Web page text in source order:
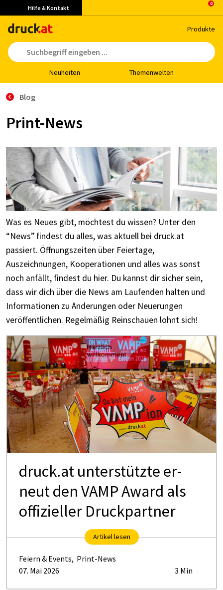
Hilfe & Kontakt
Pro­duk­te
Neu­hei­ten The­men­wel­ten
Blog
Print-News
Was es Neues gibt, möchtest du wissen? Unter den
“News” findest du alles, was aktuell bei druck.at
passiert. Öffnungszeiten über Feiertage,
Auszeichnungen, Kooperationen und alles was sonst
noch anfällt, findest du hier. Du kannst dir sicher sein,
dass wir dich über die News am Laufenden halten und
Informationen zu Änderungen oder Neuerungen
veröffentlichen. Regelmäßig Reinschauen lohnt sich!
druck.at un­ter­stütz­te er­
neut den VAMP Award als
of­fi­zi­el­ler Druck­part­ner
Artikel lesen
Feiern & Events, Print-News
07. Mai 2026
3 Min